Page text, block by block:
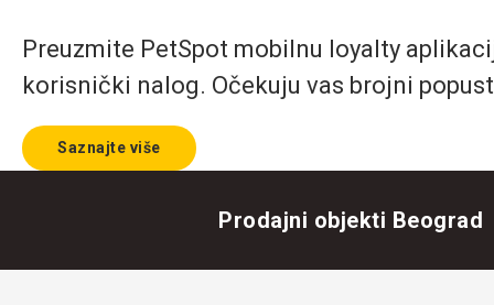
Preuzmite PetSpot mobilnu loyalty
korisnički nalog. Očekuju vas brojni
Saznajte više
Prodajni objekti Beograd